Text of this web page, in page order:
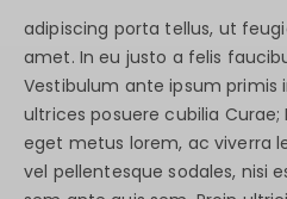
adipiscing porta tellus, ut
amet. In eu justo a felis
Vestibulum ante ipsum
ultrices posuere cubilia Curae;
eget metus lorem, ac viverra
vel pellentesque sodales, nisi